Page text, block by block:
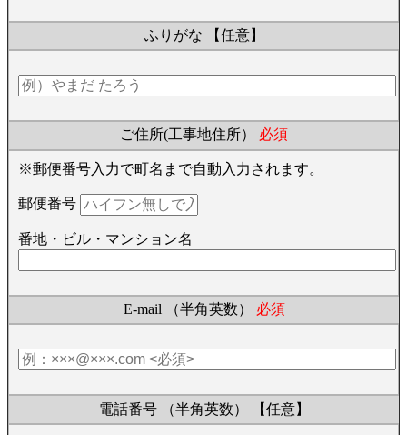
ふりがな 【任意】
ご住所(工事地住所） 必須
※郵便番号入力で町名まで自動入力されます。
郵便番号
番地・ビル・マンション名
E-mail （半角英数） 必須
電話番号 （半角英数） 【任意】